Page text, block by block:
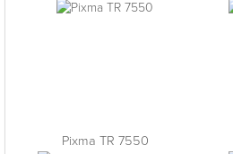
Pixma TR 7550